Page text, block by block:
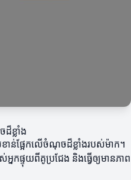
ខ្លាំង
ន់ផ្អែកលើចំណុចដ៏ខ្លាំងរបស់ម៉ាក។
នកផ្ទុយពីគូប្រជែង និងធ្វើឲ្យមានភាព